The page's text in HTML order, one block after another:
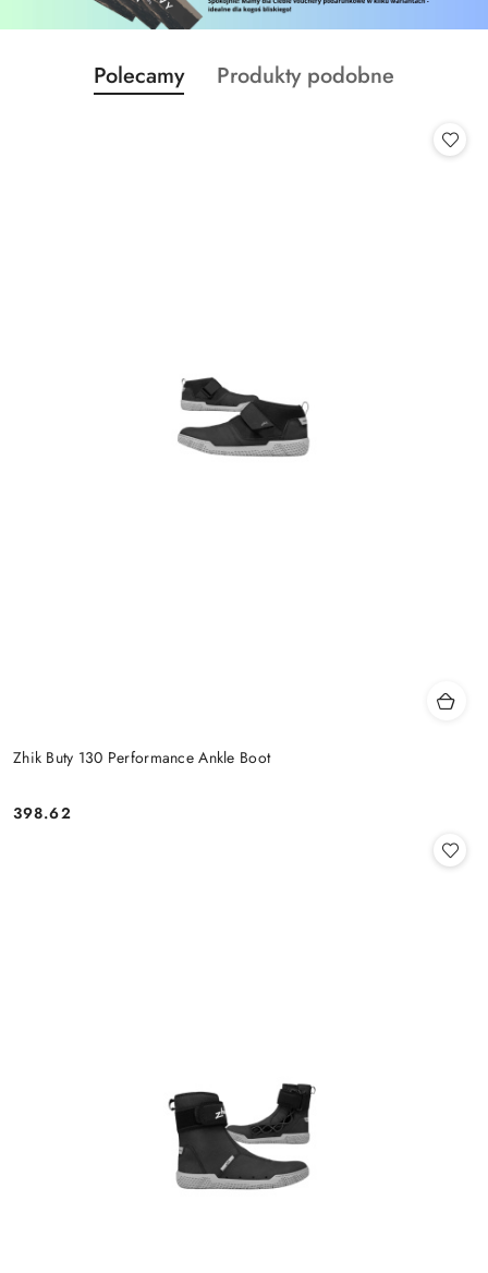
Pomiń karuzelę produktów
Produkty
o
Polecamy
Produkty
Produkty podobne
Zhik Buty 130 Performance Ankle Boot
Cena:
398.62